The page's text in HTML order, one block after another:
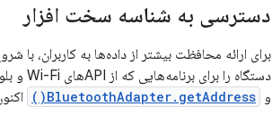
دسترسی به شناسه سخت افزار
دستگاه را برای برنامه‌هایی که از APIهای Wi-Fi و بلوتوث استفاده می‌کنند حذف می‌کند. متدهای
و BluetoothAdapter.getAddress()